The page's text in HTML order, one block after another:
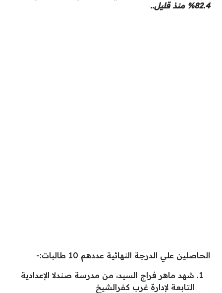
82.4% منذ قليل..
الحاصلين علي الدرجة النهائية عددهم 10 طالبات:-
شهد ماهر فراج السيد، من مدرسة صندلا الإعدادية
التابعة لإدارة غرب كفرالشيخ